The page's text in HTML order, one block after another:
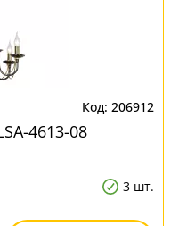
206912
4613-08
3 шт.